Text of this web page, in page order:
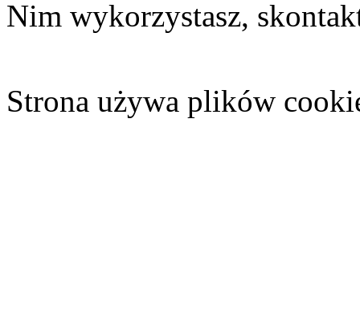
Nim wykorzystasz,
Strona używa plików